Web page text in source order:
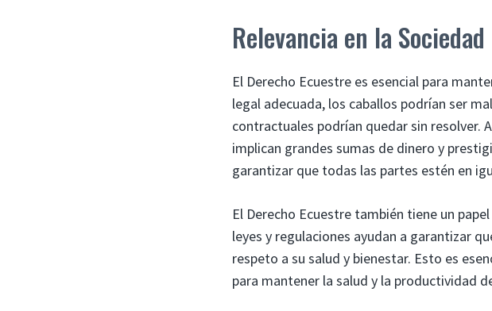
Relevancia en la
El Derecho Ecuestre es esencial para
legal adecuada, los caballos podrían ser
contractuales podrían quedar sin resolver.
implican grandes sumas de dinero y
garantizar que todas las partes estén en
El Derecho Ecuestre también tiene un
leyes y regulaciones ayudan a garantizar
respeto a su salud y bienestar. Esto es
para mantener la salud y la productividad